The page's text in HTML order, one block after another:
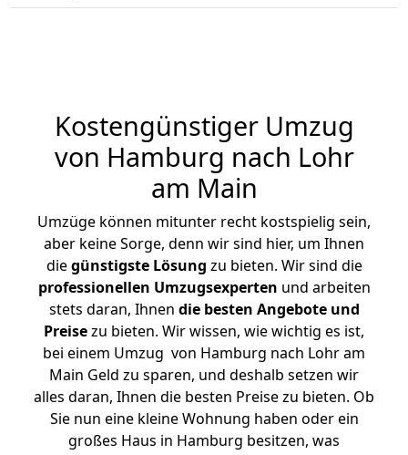
Kostengünstiger Umzug
von Hamburg nach Lohr
am Main
Umzüge können mitunter recht kostspielig sein,
aber keine Sorge, denn wir sind hier, um Ihnen
diegünstigste Lösung zu bieten. Wir sind die
professionellen Umzugsexperten und arbeiten
stets daran, Ihnen die besten Angebote und
Preisezu bieten. Wir wissen, wie wichtig es ist,
bei einem Umzug von Hamburg nach Lohr am
Main Geld zu sparen, und deshalb setzen wir
alles daran, Ihnen die besten Preise zu bieten. Ob
Sie nun eine kleine Wohnung haben oder ein
großes Haus in Hamburg besitzen, was